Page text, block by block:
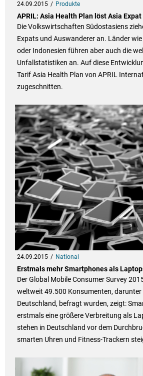
24.09.2015 Produkte
APRIL: Asia Health Plan löst Asia Expat
Die Volkswirtschaften Südostasiens
Expats und Auswanderer an. Länder
oder Indonesien führen aber auch die
Unfallstatistiken an. Auf diese
Tarif Asia Health Plan von APRIL
zugeschnitten.
24.09.2015 National
Erstmals mehr Smartphones als
Der Global Mobile Consumer Survey
weltweit 49.500 Konsumenten, darunter
Deutschland, befragt wurden, zeigt:
erstmals eine größere Verbreitung als
stehen in Deutschland vor dem
smarten Uhren und Fitness-Trackern